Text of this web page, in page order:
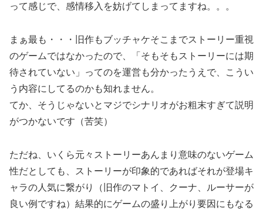
って感じで、感情移入を妨げてしまってますね。。。
まぁ最も・・・旧作もブッチャケそこまでストーリー重視
のゲームではなかったので、「そもそもストーリーには期
待されていない」ってのを運営も分かったうえで、こうい
う内容にしてるのかも知れません。
てか、そうじゃないとマジでシナリオがお粗末すぎて説明
がつかないです（苦笑）
ただね、いくら元々ストーリーあんまり意味のないゲーム
性だとしても、ストーリーが印象的であればそれが登場キ
ャラの人気に繋がり（旧作のマトイ、クーナ、ルーサーが
良い例ですね）結果的にゲームの盛り上がり要因にもなる